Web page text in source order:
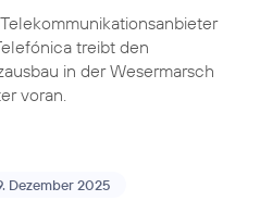
treibt den
in der Wesermarsch
voran.
Dezember 2025